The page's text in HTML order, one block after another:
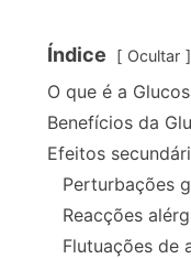
Índice Ocultar
O que é a
Benefícios da
Efeitos
Perturbações
Reacções
Flutuações de